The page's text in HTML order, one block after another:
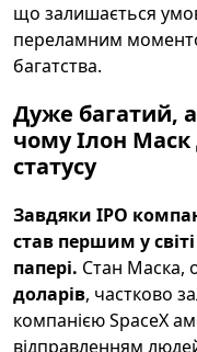
що залишається
переламним
багатства.
Дуже багатий,
чому Ілон Маск
статусу
Завдяки IPO
став першим у
папері. Стан Маска,
доларів, частково
компанією SpaceX
відправленням